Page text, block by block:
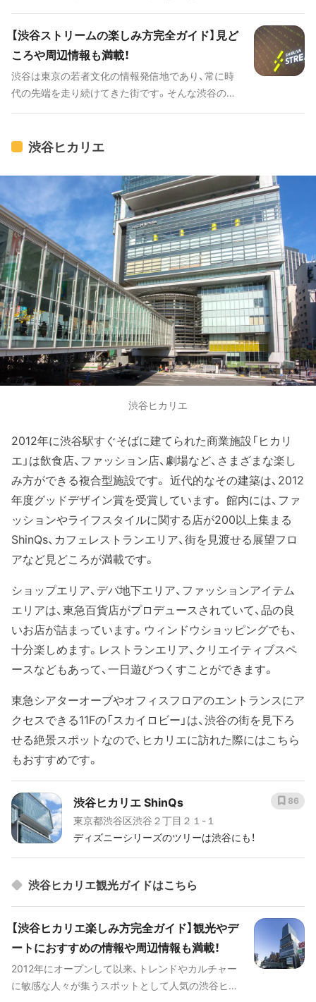
【渋谷ストリームの楽しみ方完全ガイド】見ど
ころや周辺情報も満載！
渋谷は東京の若者文化の情報発信地であり、常に時
代の先端を走り続けてきた街です。そんな渋谷の今
る進化を遂げようとしています。 2017年4月にオー
2018年9月にオープンした「渋谷ストリーム
（SHIBUYA STREAM）」・「渋谷ブリッジ（SHIBUYA
BRIDGE）」。エンタテイメントシティSHIBUYAへの
架け橋となる聖地が次々に誕生しています。 今回
は、2018年9月にオープンした「渋谷ストリーム
（SHIBUYA STREAM）」の見どころを紹介していきま
す。
渋谷ヒカリエ
渋谷ヒカリエ
2012年に渋谷駅すぐそばに建てられた商業施設「ヒカリ
エ」は飲食店、ファッション店、劇場など、さまざまな楽し
み方ができる複合型施設です。 近代的なその建築は、2012
年度グッドデザイン賞を受賞しています。 館内には、ファ
ッションやライフスタイルに関する店が200以上集まる
ShinQs、カフェレストランエリア、街を見渡せる展望フロ
アなど見どころが満載です。
ショップエリア、デパ地下エリア、ファッションアイテム
エリアは、東急百貨店がプロデュースされていて、品の良
いお店が詰まっています。ウィンドウショッピングでも、
十分楽しめます。レストランエリア、クリエイティブスペ
ースなどもあって、一日遊びつくすことができます。
東急シアターオーブやオフィスフロアのエントランスにア
クセスできる11Fの「スカイロビー」は、渋谷の街を見下ろ
せる絶景スポットなので、ヒカリエに訪れた際にはこちら
もおすすめです。
渋谷ヒカリエ ShinQs
東京都渋谷区渋谷２丁目２１-１
ディズニーシリーズのツリーは渋谷にも！
86
渋谷ヒカリエ観光ガイドはこちら
【渋谷ヒカリエ楽しみ方完全ガイド】観光やデ
ートにおすすめの情報や周辺情報も満載！
2012年にオープンして以来、トレンドやカルチャー
に敏感な人々が集うスポットとして人気の渋谷ヒカ